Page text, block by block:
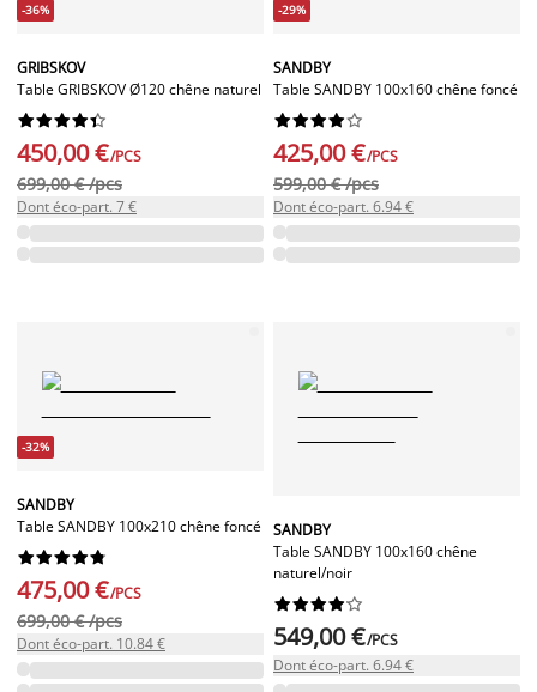
-36%
GRIBSKOV
Table GRIBSKOV Ø120 chêne naturel






450,00 €/PCS
699,00 € /pcs
Dont éco-part. 7 €
-29%
SANDBY
Table SANDBY 100x160 chêne foncé






425,00 €/PCS
599,00 € /pcs
Dont éco-part. 6.94 €
-32%
SANDBY
Table SANDBY 100x210 chêne foncé






475,00 €/PCS
699,00 € /pcs
Dont éco-part. 10.84 €
SANDBY
Table SANDBY 100x160 chêne
naturel/noir






549,00 €/PCS
Dont éco-part. 6.94 €